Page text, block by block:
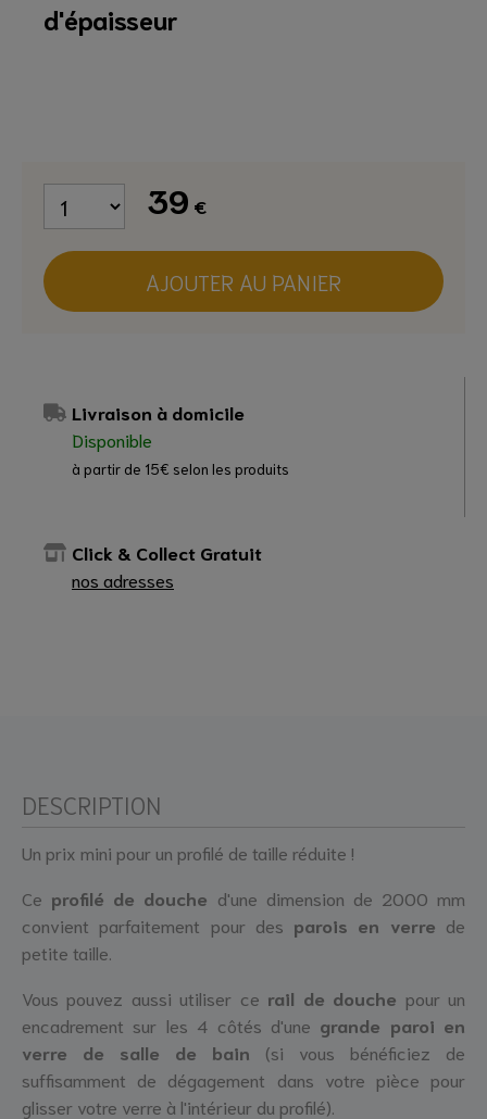
d'épaisseur
39 €
AJOUTER AU PANIER
Livraison à domicile
Disponible
à partir de 15€ selon les produits
Click & Collect Gratuit
nos adresses
DESCRIPTION
Un prix mini pour un profilé de taille réduite !
Ce profilé de douche d'une dimension de 2000 mm
convient parfaitement pour des parois en verre de
petite taille.
Vous pouvez aussi utiliser ce rail de douche pour un
encadrement sur les 4 côtés d'une grande paroi en
verre de salle de bain (si vous bénéficiez de
suffisamment de dégagement dans votre pièce pour
glisser votre verre à l'intérieur du profilé).